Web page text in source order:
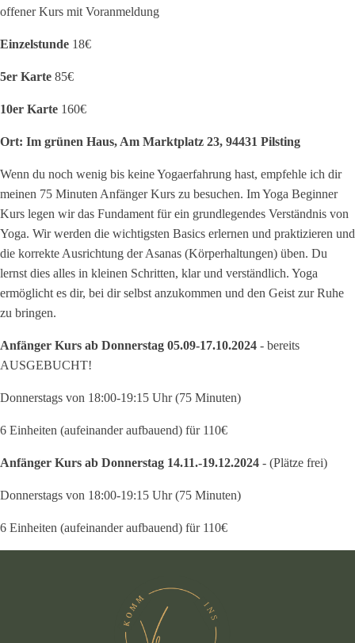
offener Kurs mit Voranmeldung
Einzelstunde 18€
5er Karte 85€
10er Karte 160€
Ort: Im grünen Haus, Am Marktplatz 23, 94431 Pilsting
Wenn du noch wenig bis keine Yogaerfahrung hast, empfehle ich dir
meinen 75 Minuten Anfänger Kurs zu besuchen. Im Yoga Beginner
Kurs legen wir das Fundament für ein grundlegendes Verständnis von
Yoga. Wir werden die wichtigsten Basics erlernen und praktizieren und
die korrekte Ausrichtung der Asanas (Körperhaltungen) üben. Du
lernst dies alles in kleinen Schritten, klar und verständlich. Yoga
ermöglicht es dir, bei dir selbst anzukommen und den Geist zur Ruhe
zu bringen.
Anfänger Kurs ab Donnerstag 05.09-17.10.2024 - bereits
AUSGEBUCHT!
Donnerstags von 18:00-19:15 Uhr (75 Minuten)
6 Einheiten (aufeinander aufbauend) für 110€
Anfänger Kurs ab Donnerstag 14.11.-19.12.2024 - (Plätze frei)
Donnerstags von 18:00-19:15 Uhr (75 Minuten)
6 Einheiten (aufeinander aufbauend) für 110€